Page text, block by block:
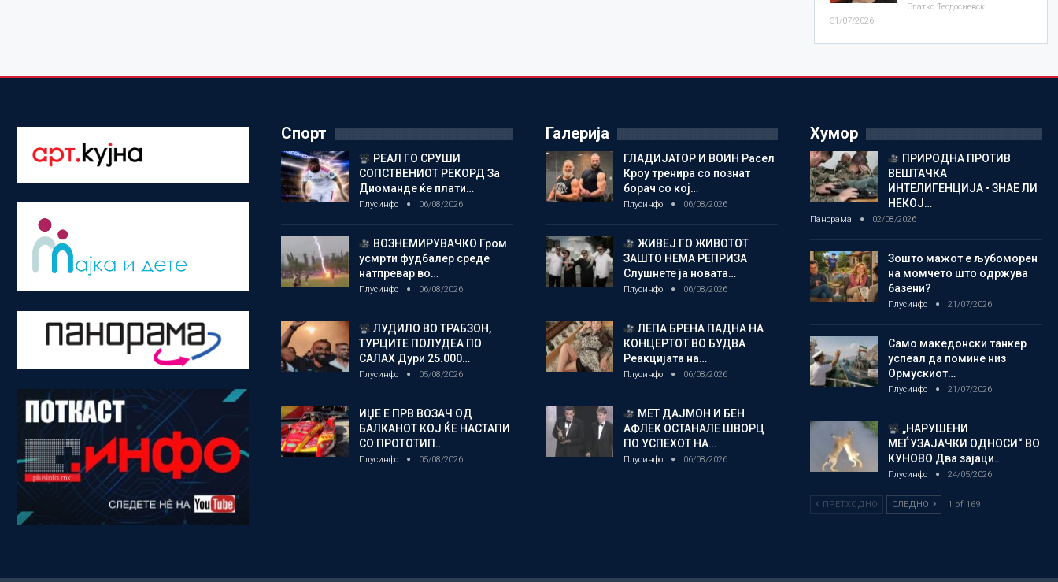
Златко Теодосиевски
31/07/2026
Спорт
РЕАЛ ГО СРУШИ
СОПСТВЕНИОТ РЕКОРД За
Диоманде ќе плати…
Плусинфо 06/08/2026
ВОЗНЕМИРУВАЧКО Гром
усмрти фудбалер среде
натпревар во…
Плусинфо 06/08/2026
ЛУДИЛО ВО ТРАБЗОН,
ТУРЦИТЕ ПОЛУДЕА ПО
САЛАХ Дури 25.000…
Плусинфо 05/08/2026
ИЏЕ Е ПРВ ВОЗАЧ ОД
БАЛКАНОТ КОЈ ЌЕ НАСТАПИ
СО ПРОТОТИП…
Плусинфо 05/08/2026
Галерија
ГЛАДИЈАТОР И ВОИН Расел
Кроу тренира со познат
борач со кој…
Плусинфо 06/08/2026
ЖИВЕЈ ГО ЖИВОТОТ
ЗАШТО НЕМА РЕПРИЗА
Слушнете ја новата…
Плусинфо 06/08/2026
ЛЕПА БРЕНА ПАДНА НА
КОНЦЕРТОТ ВО БУДВА
Реакцијата на…
Плусинфо 06/08/2026
МЕТ ДАЈМОН И БЕН
АФЛЕК ОСТАНАЛЕ ШВОРЦ
ПО УСПЕХОТ НА…
Плусинфо 06/08/2026
Хумор
ПРИРОДНА ПРОТИВ
ВЕШТАЧКА
ИНТЕЛИГЕНЦИЈА • ЗНАЕ ЛИ
НЕКОЈ…
Панорама 02/08/2026
Зошто мажот е љубоморен
на момчето што одржува
базени?
Плусинфо 21/07/2026
Само македонски танкер
успеал да помине низ
Ормускиот…
Плусинфо 21/07/2026
„НАРУШЕНИ
МЕЃУЗАЈАЧКИ ОДНОСИ“ ВО
КУНОВО Два зајаци…
Плусинфо 24/05/2026
ПРЕТХОДНО СЛЕДНО 1 of 169